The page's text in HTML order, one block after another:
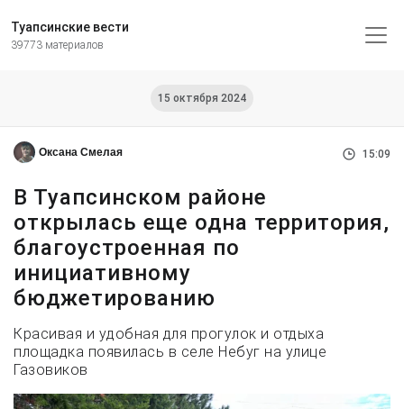
Туапсинские вести
39773 материалов
15 октября 2024
Оксана Смелая 15:09
В Туапсинском районе
открылась еще одна территория,
благоустроенная по
инициативному
бюджетированию
Красивая и удобная для прогулок и отдыха
площадка появилась в селе Небуг на улице
Газовиков